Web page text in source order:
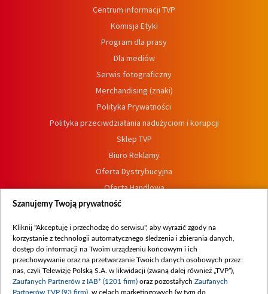
Centrum informacji TVP
Komisja Etyki
Program dla prasy
Dla mediów
Serwis fotograficzny
Merchandising (znaki)
Polityka Prywatności
Polityka przeciwdziałania nadużyciom i korupcji
Sklep TVP
Biuro Reklamy
Oferta Dystrybucyjna
Oferta Handlowa
Dostępność
Procedura zgłoszeń wewnętrznych
Szanujemy Twoją prywatność
Kliknij "Akceptuję i przechodzę do serwisu", aby wyrazić zgody na
korzystanie z technologii automatycznego śledzenia i zbierania danych,
dostęp do informacji na Twoim urządzeniu końcowym i ich
przechowywanie oraz na przetwarzanie Twoich danych osobowych przez
nas, czyli Telewizję Polską S.A. w likwidacji (zwaną dalej również „TVP”),
Zaufanych Partnerów z IAB* (1201 firm) oraz pozostałych Zaufanych
Partnerów TVP (93 firm) , w celach marketingowych (w tym do